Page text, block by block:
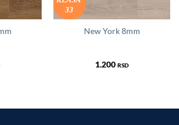
33
New York 8mm
1.200 RSD